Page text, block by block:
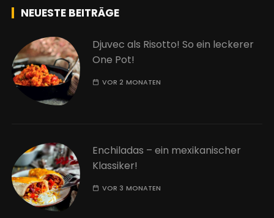
NEUESTE BEITRÄGE
Djuvec als Risotto! So ein leckerer
One Pot!
VOR 2 MONATEN
Enchiladas – ein mexikanischer
Klassiker!
VOR 3 MONATEN